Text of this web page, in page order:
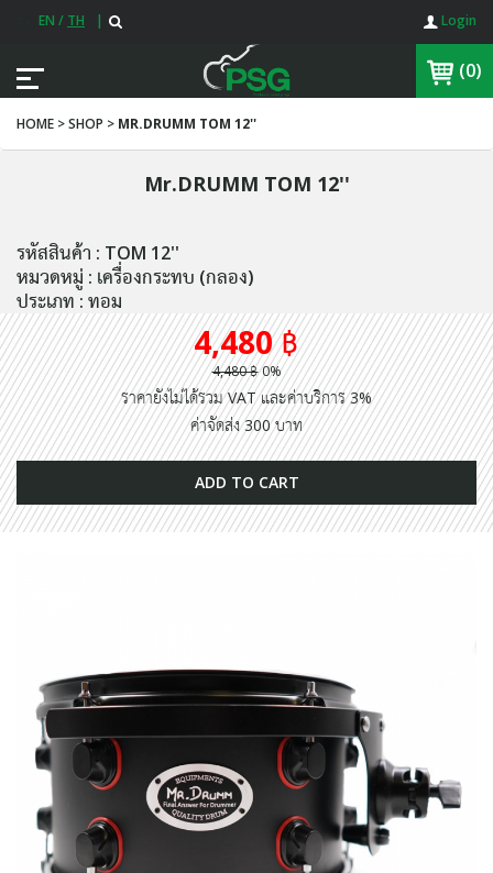
EN / TH | Login
(0)
HOME > SHOP > MR.DRUMM TOM 12''
Mr.DRUMM TOM 12''
รหัสสินค้า : TOM 12''
หมวดหมู่ : เครื่องกระทบ (กลอง)
ประเภท : ทอม
4,480 ฿
4,480 ฿0%
ราคายังไม่ได้รวม VAT และค่าบริการ 3%
ค่าจัดส่ง 300 บาท
ADD TO CART